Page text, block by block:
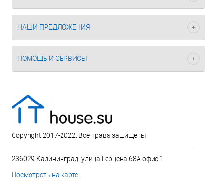
НАШИ ПРЕДЛОЖЕНИЯ
ПОМОЩЬ И СЕРВИСЫ
Copyright 2017-2022. Все права защищены.
236029 Калининград, улица Герцена 68А офис 1
Посмотреть на карте